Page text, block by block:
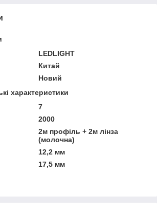
LEDLIGHT
Китай
Новий
характеристики
7
2000
2м профіль + 2м лінза
(молочна)
12,2 мм
17,5 мм